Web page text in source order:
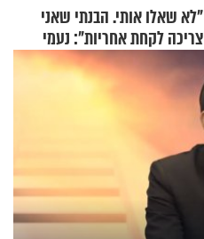
"לא שאלו אותי. הבנתי שאני
צריכה לקחת אחריות": נעמי
בנט בריאיון אישי